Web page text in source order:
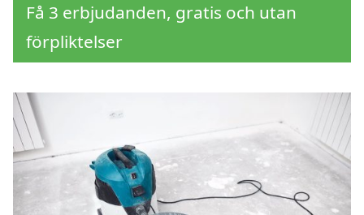
Få 3 erbjudanden, gratis och utan
förpliktelser